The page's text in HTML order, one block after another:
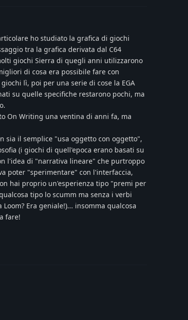
ho studiato la grafica di giochi
tra la grafica derivata dal C64
giochi Sierra di quegli anni utilizzarono
di cosa era possibile fare con
lì, poi per una serie di cose la EGA
su quelle specifiche restarono pochi, ma
On Writing una ventina di anni fa, ma
sia il semplice "usa oggetto con oggetto",
(i giochi di quell'epoca erano basati su
l'idea di "narrativa lineare" che purtroppo
poter "sperimentare" con l'interfaccia,
hai proprio un'esperienza tipo "premi per
tipo lo scumm ma senza i verbi
Era geniale!)... insomma qualcosa
fare!